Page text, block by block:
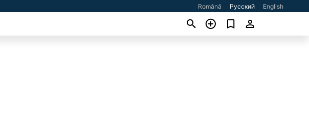
Română Русский English